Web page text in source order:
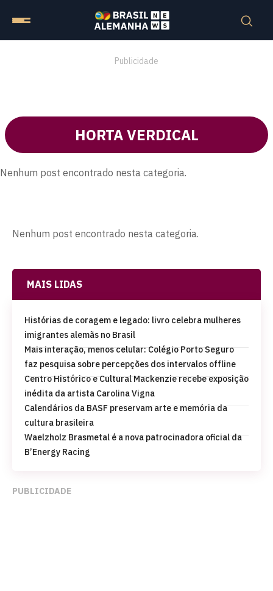
Publicidade
HORTA VERDICAL
Nenhum post encontrado nesta categoria.
Nenhum post encontrado nesta categoria.
MAIS LIDAS
Histórias de coragem e legado: livro celebra mulheres
imigrantes alemãs no Brasil
Mais interação, menos celular: Colégio Porto Seguro
faz pesquisa sobre percepções dos intervalos offline
Centro Histórico e Cultural Mackenzie recebe exposição
inédita da artista Carolina Vigna
Calendários da BASF preservam arte e memória da
cultura brasileira
Waelzholz Brasmetal é a nova patrocinadora oficial da
B’Energy Racing
PUBLICIDADE